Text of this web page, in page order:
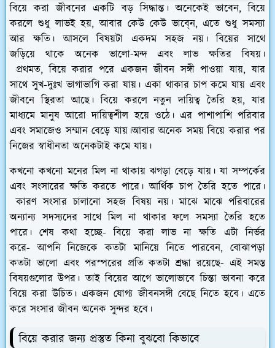
বিয়ে করা জীবনের একটি বড় সিদ্ধান্ত। অনেকেই ভাবেন, বিয়ে
করলে শুধু লাভই হয়, আবার কেউ কেউ ভাবে্ন, এতে শুধু সমস্যা
আর ক্ষতি। আসলে বিষয়টা একদম সহজ নয়। বিয়ের সাথে
জড়িয়ে থাকে অনেক ভালো-মন্দ এবং লাভ ক্ষতির বিষয়।
প্রথমত, বিয়ে করার পরে একজন জীবন সঙ্গী পাওয়া যায়, যার
সাথে সুখ-দুঃখ ভাগাভাগি করা যায়। একা থাকার চাপ কমে যায় এবং
জীবনে স্থিরতা আছে। বিয়ে করলে নতুন দায়িত্ব তৈরি হয়, যার
মাধ্যমে মানুষ আরো দায়িত্বশীল হয়ে ওঠে। এর পাশাপাশি পরিবার
এবং সমাজেও সম্মান বেড়ে যায়।আবার অনেক সময় বিয়ে করার পর
নিজের স্বাধীনতা অনেকটাই কমে যায়।
কখনো কখনো মনের মিল না থাকায় ঝগড়া বেড়ে যায়। যা সম্পর্কের
এবং সংসারের ক্ষতি করতে পারে। আর্থিক চাপ তৈরি হতে পারে।
কারণ সংসার চালানো সহজ বিষয় নয়। মাঝে মাঝে পরিবারের
অন্যান্য সদস্যদের সাথে মিল না থাকার ফলে সমস্যা তৈরি হতে
পারে। শেষ কথা হচ্ছে- বিয়ে করা লাভ না ক্ষতি এটা নির্ভর
করে- আপনি নিজেকে কতটা মানিয়ে নিতে পারবেন, বোঝাপড়া
কতটা ভালো এবং পরস্পরের প্রতি কতটা শ্রদ্ধা রয়েছে- এই সমস্ত
বিষয়গুলোর উপর। তাই বিয়ের আগে ভালোভাবে চিন্তা ভাবনা করে
বিয়ে করা উচিত। একজন যোগ্য জীবনসঙ্গী বেছে নিতে হবে। এতে
করে সংসার জীবন অনেক সুন্দর হবে।
বিয়ে করার জন্য প্রস্তুত কিনা বুঝবো কিভাবে